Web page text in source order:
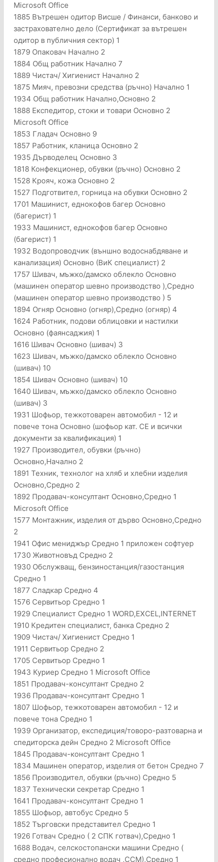
Microsoft Office
1885 Вътрешен одитор Висше / Финанси, банково и
застрахователно дело (Сертификат за вътрешен
одитор в публичния сектор) 1
1879 Опаковач Начално 2
1884 Общ работник Начално 7
1889 Чистач/ Хигиенист Начално 2
1875 Мияч, превозни средства (ръчно) Начално 1
1934 Общ работник Начално,Основно 2
1888 Експедитор, стоки и товари Основно 2
Microsoft Office
1853 Гладач Основно 9
1857 Работник, кланица Основно 2
1935 Дърводелец Основно 3
1818 Конфекционер, обувки (ръчно) Основно 2
1528 Крояч, кожа Основно 2
1527 Подготвител, горница на обувки Основно 2
1701 Машинист, еднокофов багер Основно
(багерист) 1
1933 Машинист, еднокофов багер Основно
(багерист) 1
1932 Водопроводчик (външно водоснабдяване и
канализация) Основно (ВиК специалист) 2
1757 Шивач, мъжко/дамско облекло Основно
(машинен оператор шевно производство ),Средно
(машинен оператор шевно производство ) 5
1894 Огняр Основно (огняр),Средно (огняр) 4
1624 Работник, подови облицовки и настилки
Основно (фаянсаджия) 1
1616 Шивач Основно (шивач) 3
1623 Шивач, мъжко/дамско облекло Основно
(шивач) 10
1854 Шивач Основно (шивач) 10
1640 Шивач, мъжко/дамско облекло Основно
(шивач) 3
1931 Шофьор, тежкотоварен автомобил - 12 и
повече тона Основно (шофьор кат. CЕ и всички
документи за квалификация) 1
1927 Производител, обувки (ръчно)
Основно,Начално 2
1891 Техник, технолог на хляб и хлебни изделия
Основно,Средно 2
1892 Продавач-консултант Основно,Средно 1
Microsoft Office
1577 Монтажник, изделия от дърво Основно,Средно
2
1941 Офис мениджър Средно 1 приложен софтуер
1730 Животновъд Средно 2
1930 Обслужващ, бензиностанция/газостанция
Средно 1
1877 Сладкар Средно 4
1576 Сервитьор Средно 1
1929 Специалист Средно 1 WORD,EXCEL,INTERNET
1910 Кредитен специалист, банка Средно 2
1909 Чистач/ Хигиенист Средно 1
1911 Сервитьор Средно 2
1705 Сервитьор Средно 1
1943 Куриер Средно 1 Microsoft Office
1851 Продавач-консултант Средно 2
1936 Продавач-консултант Средно 1
1807 Шофьор, тежкотоварен автомобил - 12 и
повече тона Средно 1
1939 Организатор, експедиция/товоро-разтоварна и
спедиторска дейн Средно 2 Microsoft Office
1845 Продавач-консултант Средно 1
1834 Машинен оператор, изделия от бетон Средно 7
1856 Производител, обувки (ръчно) Средно 5
1837 Технически секретар Средно 1
1641 Продавач-консултант Средно 1
1855 Шофьор, автобус Средно 5
1852 Търговски представител Средно 1
1926 Готвач Средно ( 2 СПК готвач),Средно 1
1688 Водач, селскостопански машини Средно (
средно профeсионално водач ,ССМ),Средно 1